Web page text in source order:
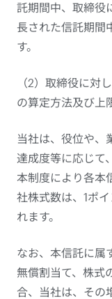
託期間中、取締役
長された信託期間
す。
（2）取締役に対
の算定方法及び上
当社は、役位や、
達成度等に応じて
本制度により各本
社株式数は、1ポ
れます。
なお、本信託に属
無償割当て、株式
合、当社は、その